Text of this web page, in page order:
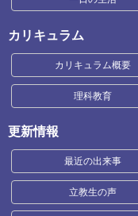
カリキュラム
カリキュラム概要
理科教育
更新情報
最近の出来事
立教生の声